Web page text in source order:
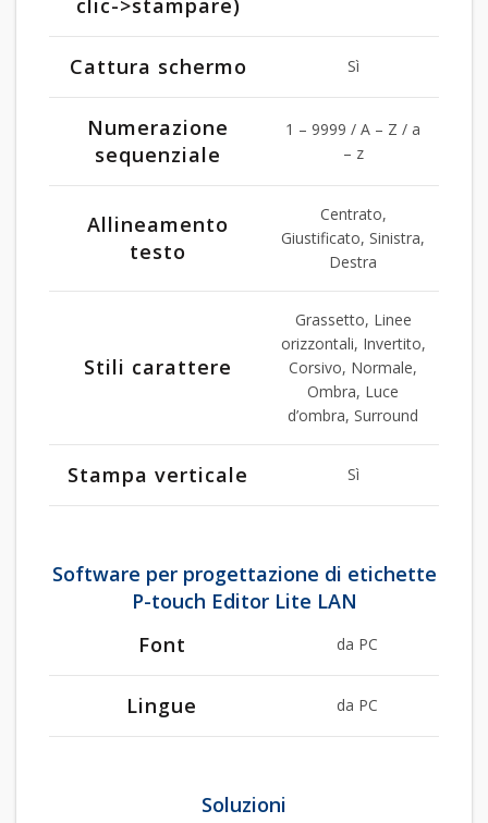
clic->stampare)
Cattura schermo Sì
Numerazione
sequenziale
1 – 9999 / A – Z / a
– z
Allineamento
testo
Centrato,
Giustificato, Sinistra,
Destra
Stili carattere
Grassetto, Linee
orizzontali, Invertito,
Corsivo, Normale,
Ombra, Luce
d’ombra, Surround
Stampa verticale Sì
Software per progettazione di etichette
P-touch Editor Lite LAN
Font
da PC
Lingue da PC
Soluzioni